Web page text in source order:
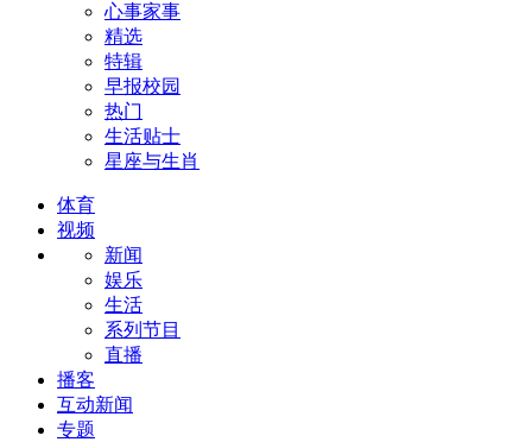
心事家事
精选
特辑
早报校园
热门
生活贴士
星座与生肖
体育
视频
新闻
娱乐
生活
系列节目
直播
播客
互动新闻
专题